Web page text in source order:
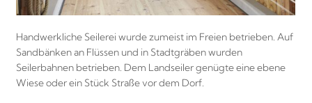
Handwerkliche Seilerei wurde zumeist im Freien betrieben. Auf
Sandbänken an Flüssen und in Stadtgräben wurden
Seilerbahnen betrieben. Dem Landseiler genügte eine ebene
Wiese oder ein Stück Straße vor dem Dorf.